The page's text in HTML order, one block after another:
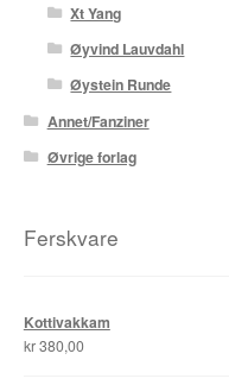
Xt Yang
Øyvind Lauvdahl
Øystein Runde
Annet/Fanziner
Øvrige forlag
Ferskvare
Kottivakkam
kr380,00